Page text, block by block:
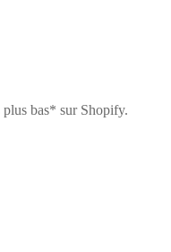
bas* sur Shopify.